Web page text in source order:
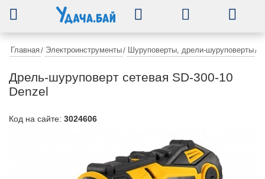
Главная/ Электроинструменты/ Шуруповерты, дрели-шуруповерты/
Дрель-шуруповерт сетевая SD-300-10
Denzel
Код на сайте: 3024606